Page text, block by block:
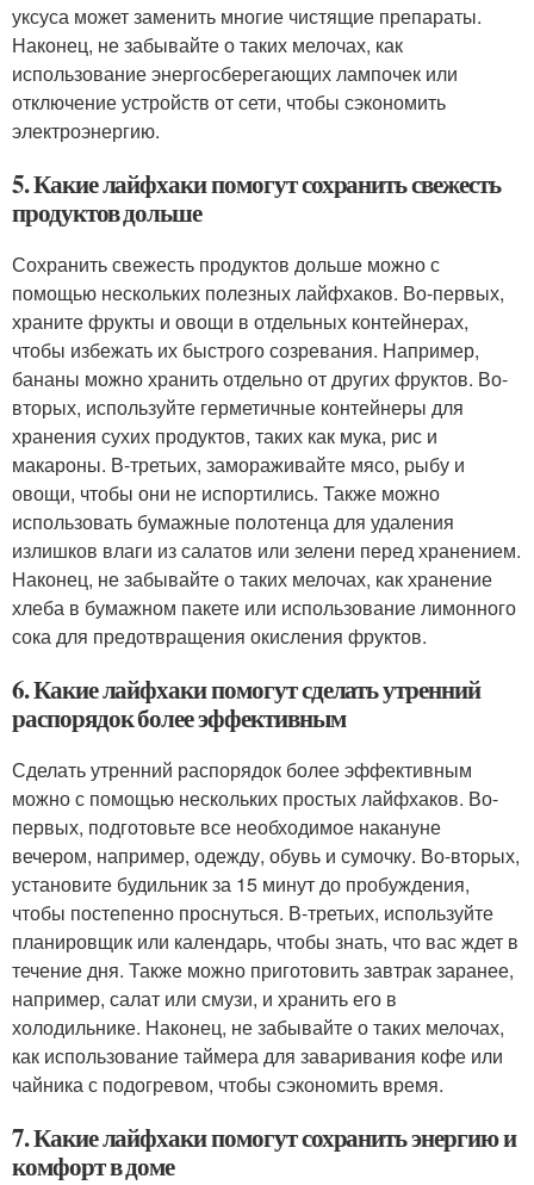
уксуса может заменить многие чистящие препараты.
Наконец, не забывайте о таких мелочах, как
использование энергосберегающих лампочек или
отключение устройств от сети, чтобы сэкономить
электроэнергию.
5. Какие лайфхаки помогут сохранить свежесть
продуктов дольше
Сохранить свежесть продуктов дольше можно с
помощью нескольких полезных лайфхаков. Во-первых,
храните фрукты и овощи в отдельных контейнерах,
чтобы избежать их быстрого созревания. Например,
бананы можно хранить отдельно от других фруктов. Во-
вторых, используйте герметичные контейнеры для
хранения сухих продуктов, таких как мука, рис и
макароны. В-третьих, замораживайте мясо, рыбу и
овощи, чтобы они не испортились. Также можно
использовать бумажные полотенца для удаления
излишков влаги из салатов или зелени перед хранением.
Наконец, не забывайте о таких мелочах, как хранение
хлеба в бумажном пакете или использование лимонного
сока для предотвращения окисления фруктов.
6. Какие лайфхаки помогут сделать утренний
распорядок более эффективным
Сделать утренний распорядок более эффективным
можно с помощью нескольких простых лайфхаков. Во-
первых, подготовьте все необходимое накануне
вечером, например, одежду, обувь и сумочку. Во-вторых,
установите будильник за 15 минут до пробуждения,
чтобы постепенно проснуться. В-третьих, используйте
планировщик или календарь, чтобы знать, что вас ждет в
течение дня. Также можно приготовить завтрак заранее,
например, салат или смузи, и хранить его в
холодильнике. Наконец, не забывайте о таких мелочах,
как использование таймера для заваривания кофе или
чайника с подогревом, чтобы сэкономить время.
7. Какие лайфхаки помогут сохранить энергию и
комфорт в доме